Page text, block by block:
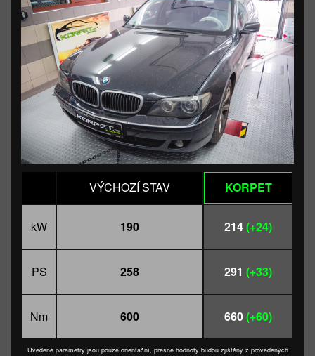
VÝCHOZÍ STAV KORPET
kW 190 214(+24)
PS 258 291 (+33)
Nm 600 660(+60)
Uvedené parametry jsou pouze orientační, přesné hodnoty budou zjištěny z provedených